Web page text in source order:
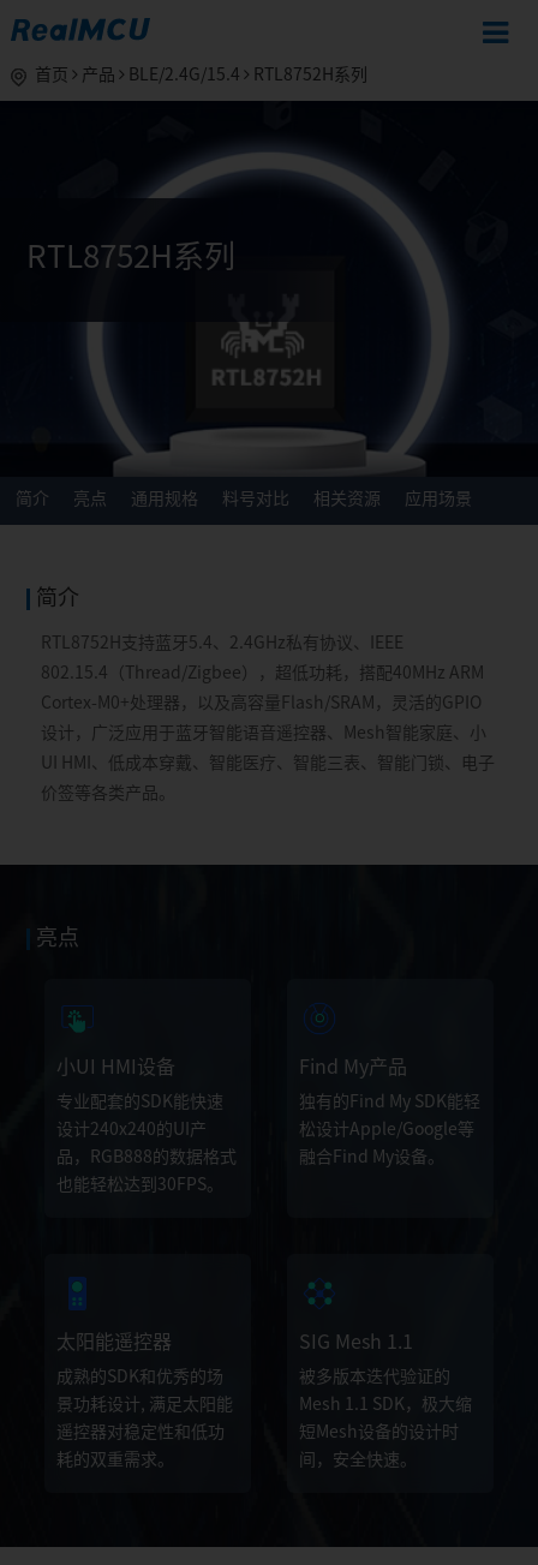
首页 产品 BLE/2.4G/15.4 RTL8752H系列
RTL8752H系列
简介 亮点 通用规格 料号对比 相关资源 应用场景
简介
RTL8752H支持蓝牙5.4、2.4GHz私有协议、IEEE
802.15.4（Thread/Zigbee），超低功耗，搭配40MHz ARM
Cortex-M0+处理器，以及高容量Flash/SRAM，灵活的GPIO
设计，广泛应用于蓝牙智能语音遥控器、Mesh智能家庭、小
UI HMI、低成本穿戴、智能医疗、智能三表、智能门锁、电子
价签等各类产品。
亮点
小UI HMI设备
专业配套的SDK能快速
设计240x240的UI产
品，RGB888的数据格式
也能轻松达到30FPS。
Find My产品
独有的Find My SDK能轻
松设计Apple/Google等
融合Find My设备。
太阳能遥控器
成熟的SDK和优秀的场
景功耗设计, 满足太阳能
遥控器对稳定性和低功
耗的双重需求。
SIG Mesh 1.1
被多版本迭代验证的
Mesh 1.1 SDK，极大缩
短Mesh设备的设计时
间，安全快速。